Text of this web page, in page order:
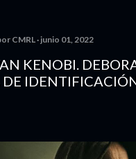
CMRL junio 01, 2022
KENOBI.